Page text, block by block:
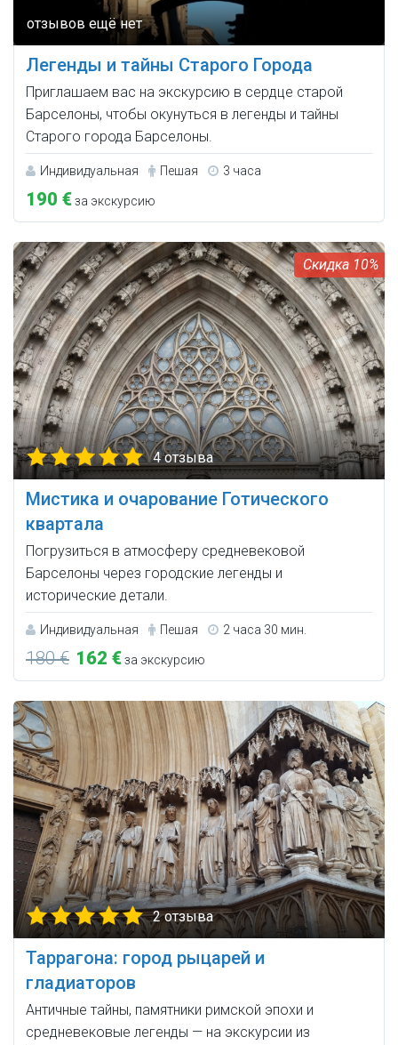
Легенды и тайны Старого Города
Приглашаем вас на экскурсию в сердце старой
Барселоны, чтобы окунуться в легенды и тайны
Старого города Барселоны.
Индивидуальная Пешая 3 часа
190 €за экскурсию
10%
4 отзыва
Мистика и очарование Готического
квартала
Погрузиться в атмосферу средневековой
Барселоны через городские легенды и
исторические детали.
Индивидуальная Пешая 2 часа 30 мин.
180 € 162 €за экскурсию
2 отзыва
Таррагона: город рыцарей и
гладиаторов
Античные тайны, памятники римской эпохи и
средневековые легенды — на экскурсии из